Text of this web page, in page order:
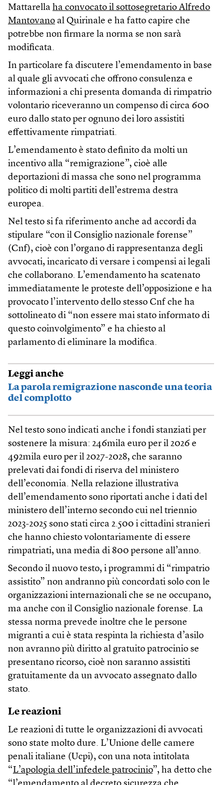
Mattarella ha convocato il sottosegretario Alfredo
Mantovano al Quirinale e ha fatto capire che
potrebbe non firmare la norma se non sarà
modificata.
In particolare fa discutere l’emendamento in base
al quale gli avvocati che offrono consulenza e
informazioni a chi presenta domanda di rimpatrio
volontario riceveranno un compenso di circa 600
euro dallo stato per ognuno dei loro assistiti
effettivamente rimpatriati.
L’emendamento è stato definito da molti un
incentivo alla “remigrazione”, cioè alle
deportazioni di massa che sono nel programma
politico di molti partiti dell’estrema destra
europea.
Nel testo si fa riferimento anche ad accordi da
stipulare “con il Consiglio nazionale forense”
(Cnf), cioè con l’organo di rappresentanza degli
avvocati, incaricato di versare i compensi ai legali
che collaborano. L’emendamento ha scatenato
immediatamente le proteste dell’opposizione e ha
provocato l’intervento dello stesso Cnf che ha
sottolineato di “non essere mai stato informato di
questo coinvolgimento” e ha chiesto al
parlamento di eliminare la modifica.
Leggi anche
La parola remigrazione nasconde una teoria
del complotto
Nel testo sono indicati anche i fondi stanziati per
sostenere la misura: 246mila euro per il 2026 e
492mila euro per il 2027-2028, che saranno
prelevati dai fondi di riserva del ministero
dell’economia. Nella relazione illustrativa
dell’emendamento sono riportati anche i dati del
ministero dell’interno secondo cui nel triennio
2023-2025 sono stati circa 2.500 i cittadini stranieri
che hanno chiesto volontariamente di essere
rimpatriati, una media di 800 persone all’anno.
Secondo il nuovo testo, i programmi di “rimpatrio
assistito” non andranno più concordati solo con le
organizzazioni internazionali che se ne occupano,
ma anche con il Consiglio nazionale forense. La
stessa norma prevede inoltre che le persone
migranti a cui è stata respinta la richiesta d’asilo
non avranno più diritto al gratuito patrocinio se
presentano ricorso, cioè non saranno assistiti
gratuitamente da un avvocato assegnato dallo
stato.
Le reazioni
Le reazioni di tutte le organizzazioni di avvocati
sono state molto dure. L’Unione delle camere
penali italiane (Ucpi), con una nota intitolata
“L’apologia dell’infedele patrocinio”, ha detto che